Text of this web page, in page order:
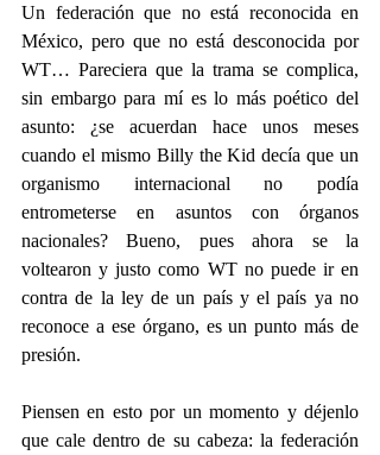
Un federación que no está reconocida en
México, pero que no está desconocida por
WT… Pareciera que la trama se complica,
sin embargo para mí es lo más poético del
asunto: ¿se acuerdan hace unos meses
cuando el mismo Billy the Kid decía que un
organismo internacional no podía
entrometerse en asuntos con órganos
nacionales? Bueno, pues ahora se la
voltearon y justo como WT no puede ir en
contra de la ley de un país y el país ya no
reconoce a ese órgano, es un punto más de
presión.
Piensen en esto por un momento y déjenlo
que cale dentro de su cabeza: la federación